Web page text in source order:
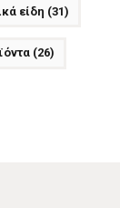
είδη (31)
(26)